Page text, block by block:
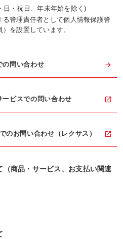
・祝日、年末年始を除く)
管理責任者として個人情報保護管
を設置しています。
の問い合わせ
ービスでの問い合わせ
のお問い合わせ（レクサス）
商品・サービス、お支払い関連